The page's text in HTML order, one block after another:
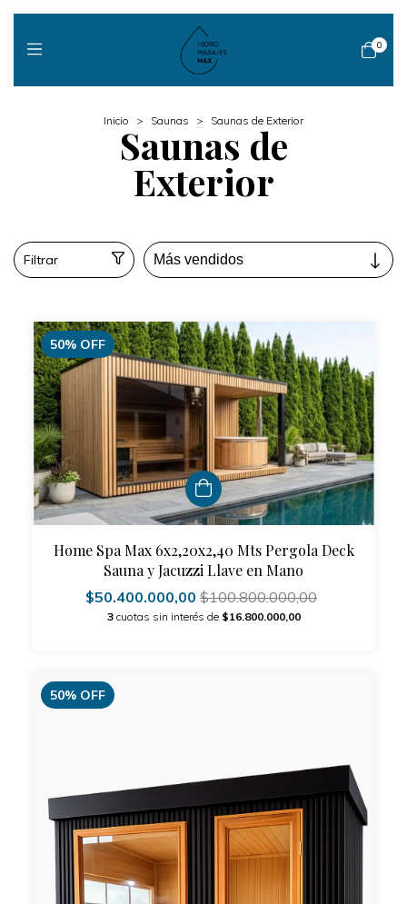
0
Inicio > Saunas > Saunas de Exterior
Saunas de
Exterior
Filtrar
50% OFF
Home Spa Max 6x2,20x2,40 Mts Pergola Deck
Sauna y Jacuzzi Llave en Mano
$50.400.000,00 $100.800.000,00
3 cuotas sin interés de $16.800.000,00
50% OFF